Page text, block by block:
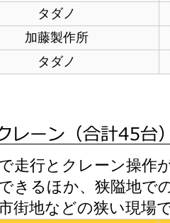
タダノ
加藤製作所
タダノ
走行とクレーン操作
きるほか、狭隘地で
街地などの狭い現場